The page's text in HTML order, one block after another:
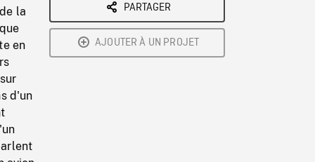
la
en
d'un
PARTAGER
AJOUTER À UN PROJET